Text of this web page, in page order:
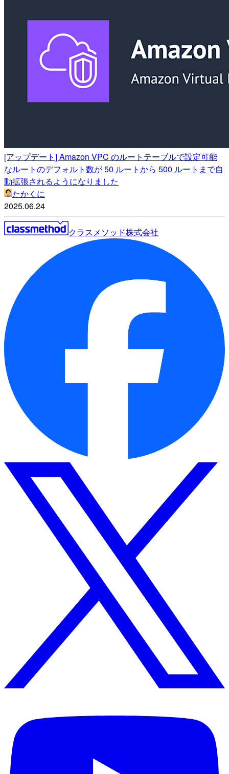
[アップデート] Amazon VPC のルートテーブルで設定可能
なルートのデフォルト数が 50 ルートから 500 ルートまで自
動拡張されるようになりました
たかくに
2025.06.24
クラスメソッド株式会社